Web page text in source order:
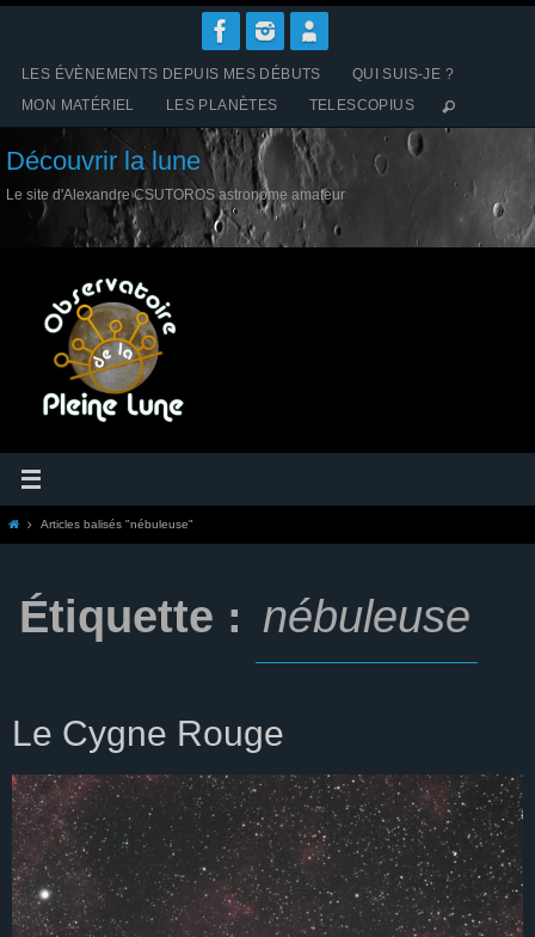
LES ÉVÈNEMENTS DEPUIS MES DÉBUTS
QUI SUIS-JE ?
MON MATÉRIEL
LES PLANÈTES TELESCOPIUS
Découvrir la lune
Le site d'Alexandre CSUTOROS astronome amateur
HomeArticles balisés "nébuleuse"
Étiquette : nébuleuse
Le Cygne Rouge